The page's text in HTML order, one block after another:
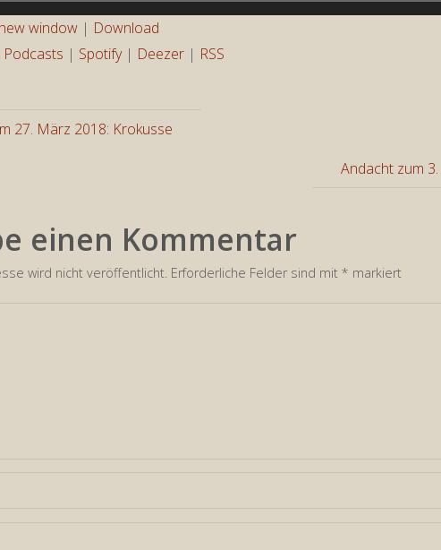
window| Download
Podcasts | Spotify| Deezer| RSS
27. März 2018: Krokusse
Andacht zum
einen Kommentar
wird nicht veröffentlicht. Erforderliche Felder sind mit * markiert